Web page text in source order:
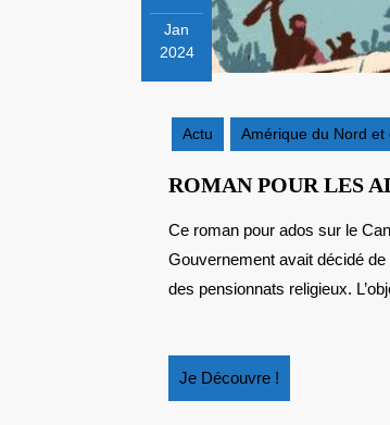
Jan
2024
2024
Actu
Amérique du Nord et
ROMAN POUR LES
Ce roman pour ados sur le Canada est bouleversant. Au Canada jusqu’aux années 70, le
Gouvernement avait décidé
des pensionnats religieux.
Je Découvre !
Découvre